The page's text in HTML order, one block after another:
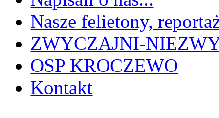
Nasze felietony,
ZWYCZAJNI-
OSP KROCZEWO
Kontakt